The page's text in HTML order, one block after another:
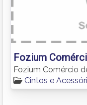
Fozium
Fozium Comércio
Cintos e